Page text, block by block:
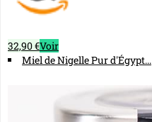
32,90 €Voir
Miel de Nigelle Pur d'Égypt...